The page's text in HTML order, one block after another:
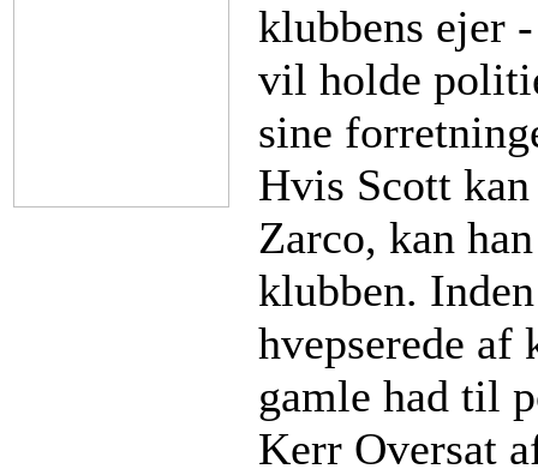
klubbens ejer
vil holde
sine
Hvis Scott
Zarco, kan
klubben.
hvepserede af
gamle had til
Kerr Oversat